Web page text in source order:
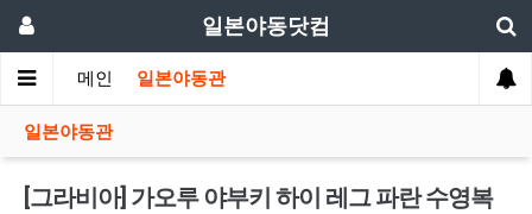
일본야동닷컴
메인 일본야동관
일본야동관
[그라비아] 가오루 야부키 하이 레그 파란 수영복